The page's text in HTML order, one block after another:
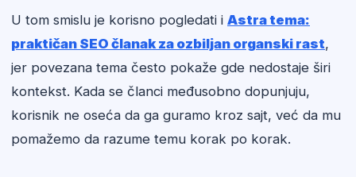
U tom smislu je korisno pogledati i Astra tema:
praktičan SEO članak za ozbiljan organski rast,
jer povezana tema često pokaže gde nedostaje širi
kontekst. Kada se članci međusobno dopunjuju,
korisnik ne oseća da ga guramo kroz sajt, već da mu
pomažemo da razume temu korak po korak.